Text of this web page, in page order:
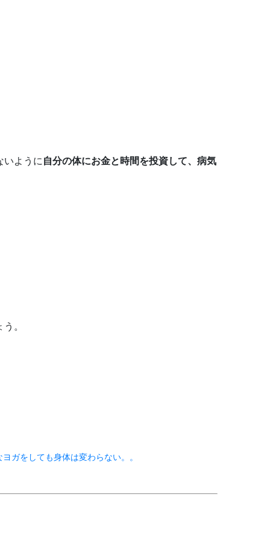
いように自分の体にお金と時間を投資して、病気
。
ヨガをしても身体は変わらない。。